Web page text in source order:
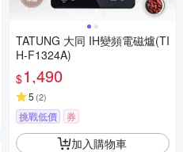
TATUNG 大同 IH變頻電磁爐(TI
H-F1324A)
$1,490
5 (2)
挑戰低價 券
加入購物車